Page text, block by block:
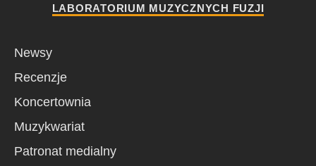
LABORATORIUM MUZYCZNYCH FUZJI
Newsy
Recenzje
Koncertownia
Muzykwariat
Patronat medialny